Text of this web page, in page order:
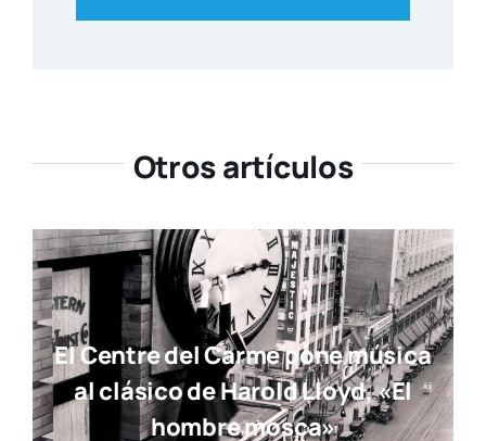
Otros artículos
El Centre del Carme pone música
al clásico de Harold Lloyd, «El
hombre mosca»